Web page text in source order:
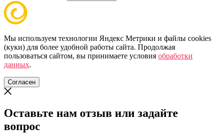
Мы используем технологии Яндекс Метрики и файлы cookies
(куки) для более удобной работы сайта. Продолжая
пользоваться сайтом, вы принимаете условия обработки
данных.
Согласен
Оставьте нам отзыв или задайте
вопрос